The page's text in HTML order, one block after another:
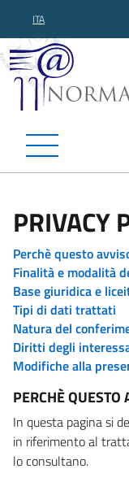
ITA
PRIVACY
Perchè questo
Finalità e modalità
Base giuridica e
Tipi di dati trattati
Natura del
Diritti degli
Modifiche alla
PERCHÈ QUESTO
In questa pagina si
in riferimento al
lo consultano.